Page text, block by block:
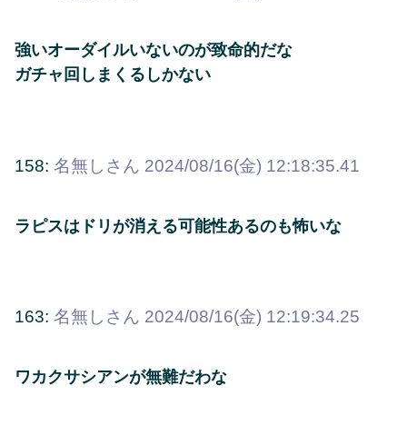
強いオーダイルいないのが致命的だな
ガチャ回しまくるしかない
158: 名無しさん 2024/08/16(金) 12:18:35.41
ラピスはドリが消える可能性あるのも怖いな
163: 名無しさん 2024/08/16(金) 12:19:34.25
ワカクサシアンが無難だわな